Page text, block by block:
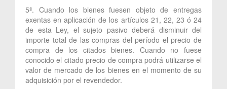
5ª. Cuando los bienes fuesen objeto de entregas
exentas en aplicación de los artículos 21, 22, 23 ó 24
de esta Ley, el sujeto pasivo deberá disminuir del
importe total de las compras del período el precio de
compra de los citados bienes. Cuando no fuese
conocido el citado precio de compra podrá utilizarse el
valor de mercado de los bienes en el momento de su
adquisición por el revendedor.